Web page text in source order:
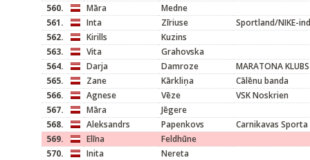
560.
Māra
Medne
561.
Inta Zīriuse
Sportland/NIKE-
562.
Kirills
Kuzins
563.
Vita
Grahovska
564.
Darja Damroze
MARATONA KLUBS
565.
Zane Kārkliņa
Cālēnu banda
566.
Agnese Vēze
VSK Noskrien
567.
Māra
Jēgere
568.
Aleksandrs Papenkovs
Carnikavas
569.
Elīna
Feldhūne
570.
Inita
Nereta